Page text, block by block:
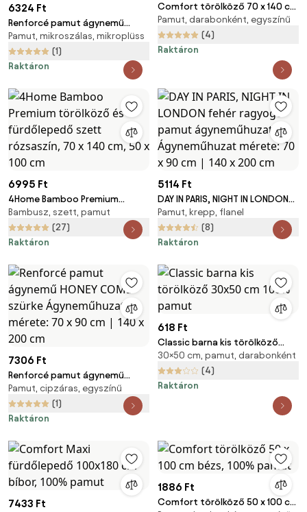
6324 Ft
Renforcé pamut ágynemű
SERAVINE zöld Ágyneműhuzat
mérete: 70 x 90 cm | 140 x 200
cm
Pamut, mikroszálas, mikroplüss
(1)
Raktáron
Comfort törölköző 70 x 140 cm
azúrkék, 100% pamut
Pamut, darabonként, egyszínű
(4)
Raktáron
6995 Ft
4Home Bamboo Premium
törölköző és fürdőlepedő
szett rózsaszín, 70 x 140 cm,
50 x 100 cm
Bambusz, szett, pamut
(27)
Raktáron
5114 Ft
DAY IN PARIS, NIGHT IN LONDON
fehér ragyogó pamut
ágyneműhuzat Ágyneműhuzat
mérete: 70 x 90 cm | 140 x 200
Pamut, krepp, flanel
(8)
Raktáron
7306 Ft
Renforcé pamut ágynemű
HONEY COMB szürke
Ágyneműhuzat mérete: 70 x 90
cm | 140 x 200 cm
Pamut, cipzáras, egyszínű
(1)
Raktáron
618 Ft
Classic barna kis törölköző
30x50 cm 100% pamut
30×50 cm, pamut, darabonként
(4)
Raktáron
7433 Ft
1886 Ft
Comfort törölköző 50 x 100 cm